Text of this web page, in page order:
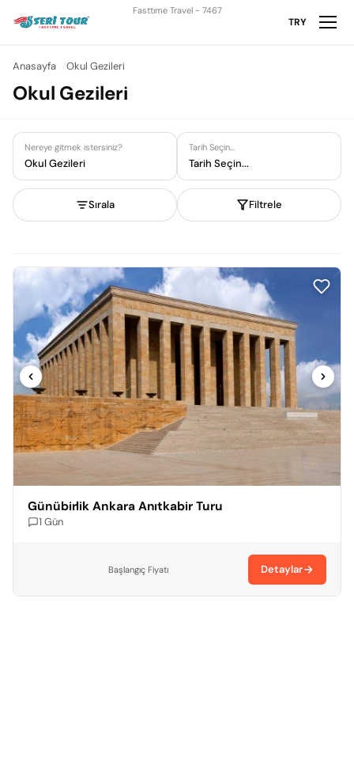
Fasttıme Travel - 7467
TRY
Anasayfa Okul Gezileri
Okul Gezileri
Nereye gitmek istersiniz?
Okul Gezileri
Tarih Seçin...
Tarih Seçin...
Sırala Filtrele
Günübirlik Ankara Anıtkabir Turu
1 Gün
Başlangıç Fiyatı Detaylar